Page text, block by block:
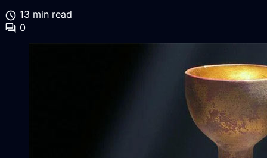
schedule 13 min read
forum 0